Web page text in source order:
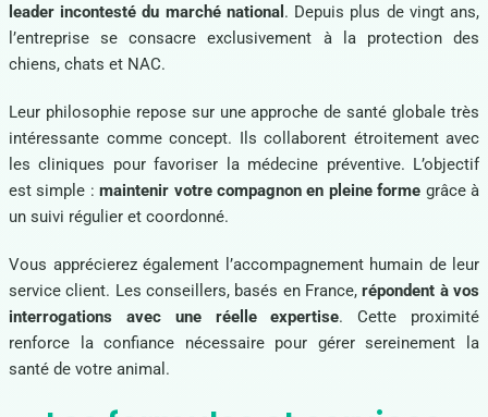
leader incontesté du marché national . Depuis plus de vingt ans,
l’entreprise se consacre exclusivement à la protection des
chiens, chats et NAC.
Leur philosophie repose sur une approche de santé globale très
intéressante comme concept. Ils collaborent étroitement avec
les cliniques pour favoriser la médecine préventive. L’objectif
est simple :maintenir votre compagnon en pleine forme grâce à
un suivi régulier et coordonné.
Vous apprécierez également l’accompagnement humain de leur
service client. Les conseillers, basés en France,répondent à vos
interrogations avec une réelle expertise. Cette proximité
renforce la confiance nécessaire pour gérer sereinement la
santé de votre animal.